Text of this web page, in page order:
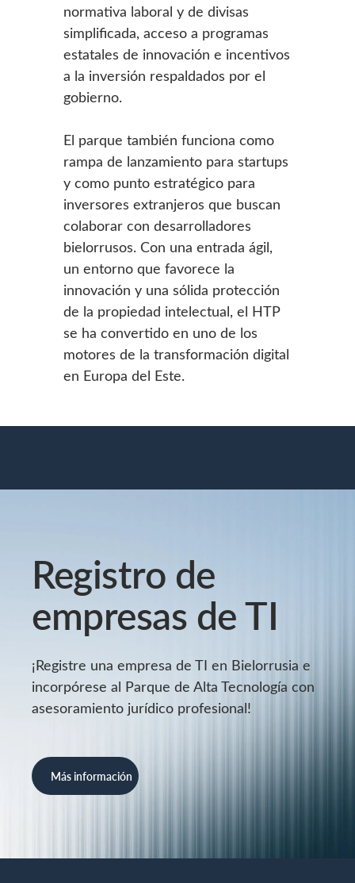
normativa laboral y de divisas
simplificada, acceso a programas
estatales de innovación e incentivos
a la inversión respaldados por el
gobierno.
El parque también funciona como
rampa de lanzamiento para startups
y como punto estratégico para
inversores extranjeros que buscan
colaborar con desarrolladores
bielorrusos. Con una entrada ágil,
un entorno que favorece la
innovación y una sólida protección
de la propiedad intelectual, el HTP
se ha convertido en uno de los
motores de la transformación digital
en Europa del Este.
Registro de
empresas de TI
¡Registre una empresa de TI en Bielorrusia e
incorpórese al Parque de Alta Tecnología con
asesoramiento jurídico profesional!
Más información